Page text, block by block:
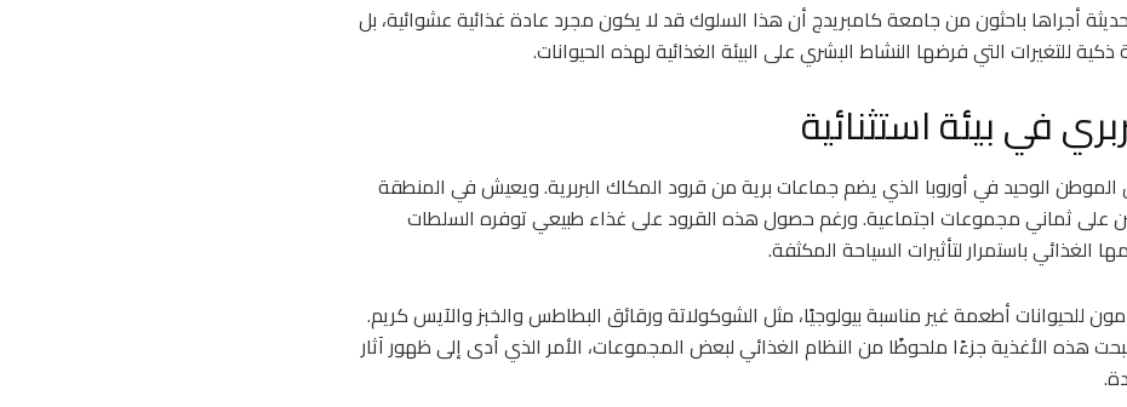
أجراها باحثون من جامعة كامبريدج أن هذا السلوك قد لا يكون مجرد عادة غذائية عشوائية، بل
للتغيرات التي فرضها النشاط البشري على البيئة الغذائية لهذه الحيوانات.
في بيئة استثنائية
الوحيد في أوروبا الذي يضم جماعات برية من قرود المكاك البربرية. ويعيش في المنطقة
موزعين على ثماني مجموعات اجتماعية. ورغم حصول هذه القرود على غذاء طبيعي توفره السلطات
الغذائي باستمرار لتأثيرات السياحة المكثفة.
للحيوانات أطعمة غير مناسبة بيولوجيًا، مثل الشوكولاتة ورقائق البطاطس والخبز والآيس كريم.
هذه الأغذية جزءًا ملحوظًا من النظام الغذائي لبعض المجموعات، الأمر الذي أدى إلى ظهور آثار